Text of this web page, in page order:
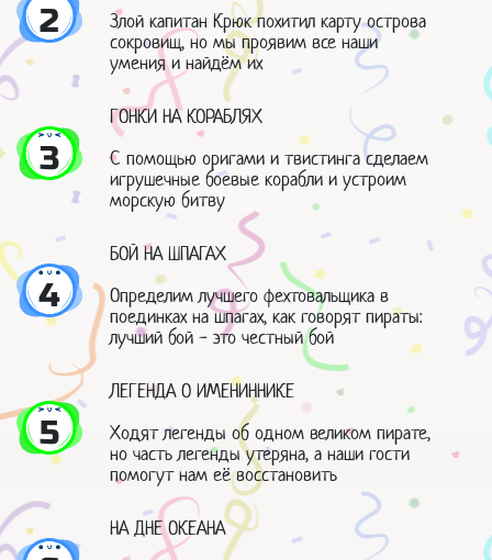
2
Злой капитан Крюк похитил карту острова
сокровищ, но мы проявим все наши
умения и найдём их
3
ГОНКИ НА КОРАБЛЯХ
С помощью оригами и твистинга сделаем
игрушечные боевые корабли и устроим
морскую битву
4
БОЙ НА ШПАГАХ
Определим лучшего фехтовальщика в
поединках на шпагах, как говорят пираты:
лучший бой - это честный бой
5
ЛЕГЕНДА О ИМЕНИННИКЕ
Ходят легенды об одном великом пирате,
но часть легенды утеряна, а наши гости
помогут нам её восстановить
НА ДНЕ ОКЕАНА